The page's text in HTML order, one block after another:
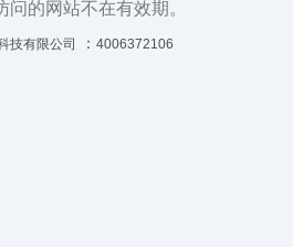
问的网站不在有效期。
技有限公司 ： 4006372106